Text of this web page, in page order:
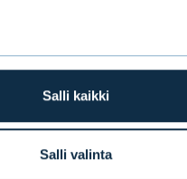
Salli kaikki
Salli valinta
jo
|25.06.2026